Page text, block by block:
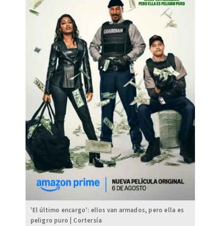
'El último encargo': ellos van armados, pero ella es
peligro puro | Cortersía